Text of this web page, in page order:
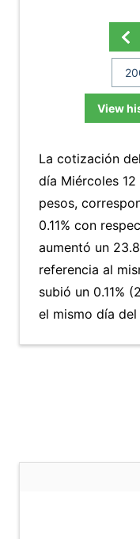
View
La cotización
día Miércoles
pesos,
0.11% con
aumentó un
referencia al
subió un 0.11%
el mismo día